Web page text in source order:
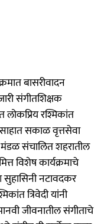
बासरीवादन
संगीतशिक्षक
लोकप्रिय रश्मिकांत
सकाळ वृत्तसेवा
मंडळ संचालित शहरातील
विशेष कार्यक्रमाचे
नटावदकर
त्रिवेदी यांनी
जीवनातील संगीताचे